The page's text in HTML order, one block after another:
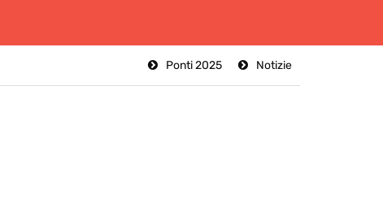
Notizie
Ponti 2025